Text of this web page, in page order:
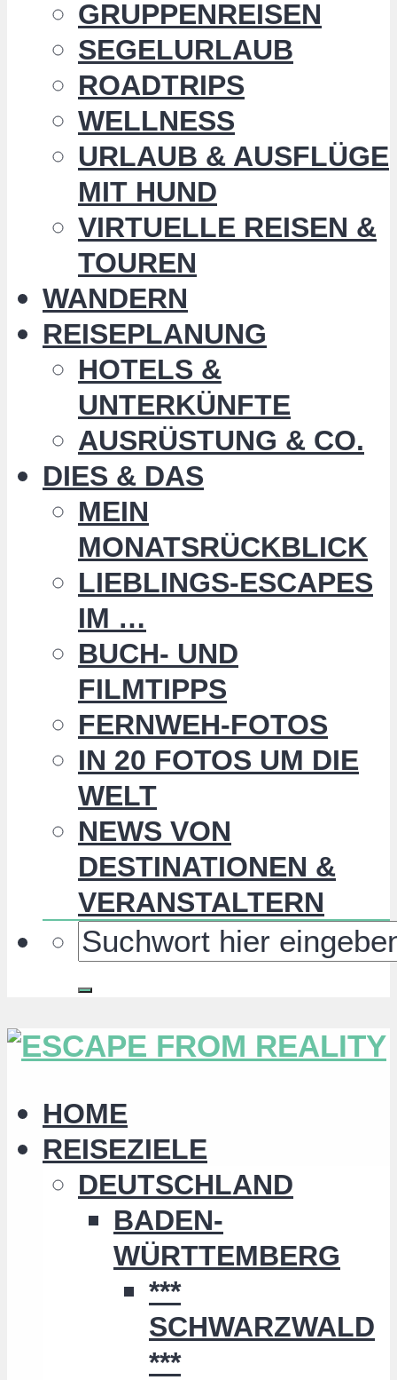
GRUPPENREISEN
SEGELURLAUB
ROADTRIPS
WELLNESS
URLAUB & AUSFLÜGE
MIT HUND
VIRTUELLE REISEN &
TOUREN
WANDERN
REISEPLANUNG
HOTELS &
UNTERKÜNFTE
AUSRÜSTUNG & CO.
DIES & DAS
MEIN
MONATSRÜCKBLICK
LIEBLINGS-ESCAPES
IM …
BUCH- UND
FILMTIPPS
FERNWEH-FOTOS
IN 20 FOTOS UM DIE
WELT
NEWS VON
DESTINATIONEN &
VERANSTALTERN
HOME
REISEZIELE
DEUTSCHLAND
BADEN-
WÜRTTEMBERG
***
SCHWARZWALD
***